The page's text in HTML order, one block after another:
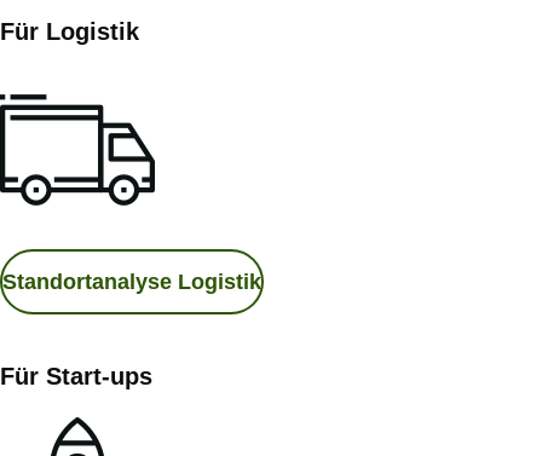
Für Logistik
Standortanalyse Logistik
Für Start-ups